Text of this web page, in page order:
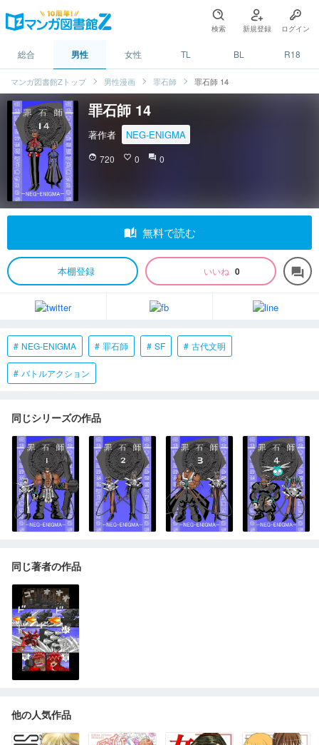
検索 新規登録 ログイン
総合 男性 女性 TL BL R18
マンガ図書館Zトップ 男性漫画 罪石師 罪石師 14
罪石師 14
著作者 NEG-ENIGMA
face 720 favorite_border 0 question_answer 0
auto_stories 無料で読む
本棚登録 いいね 0 forum
NEG-ENIGMA 罪石師 SF 古代文明
バトルアクション
同じシリーズの作品
同じ著者の作品
他の人気作品